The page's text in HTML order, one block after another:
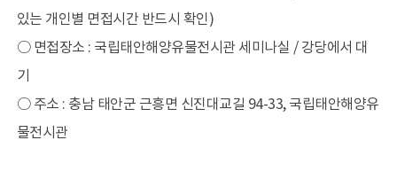
태안해양유물전시관 교육
자료마당
출판물
있는 개인별 면접시간 반드시 확인)
○ 면접장소 : 국립태안해양유물전시관 세미나실 / 강당에서 대
기
○ 주소 : 충남 태안군 근흥면 신진대교길 94-33, 국립태안해양유
물전시관